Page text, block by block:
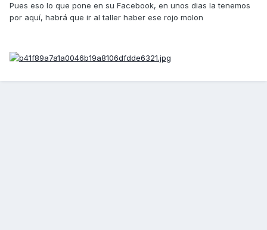
Pues eso lo que pone en su Facebook, en unos dias la tenemos
por aquí, habrá que ir al taller haber ese rojo molon